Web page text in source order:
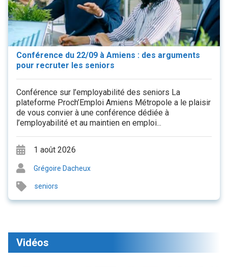
Conférence du 22/09 à Amiens : des arguments
pour recruter les seniors
Conférence sur l’employabilité des seniors La
plateforme Proch’Emploi Amiens Métropole a le plaisir
de vous convier à une conférence dédiée à
l’employabilité et au maintien en emploi...
1 août 2026
Grégoire Dacheux
seniors
Vidéos